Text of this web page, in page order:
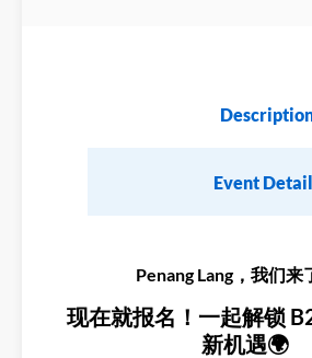
Event
Penang Lang，我们来
现在就报名！一起解锁
新机遇🌍